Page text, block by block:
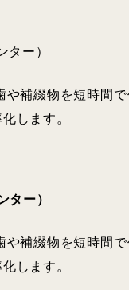
ター）
補綴物を短時間
します。
ター）
補綴物を短時間
します。